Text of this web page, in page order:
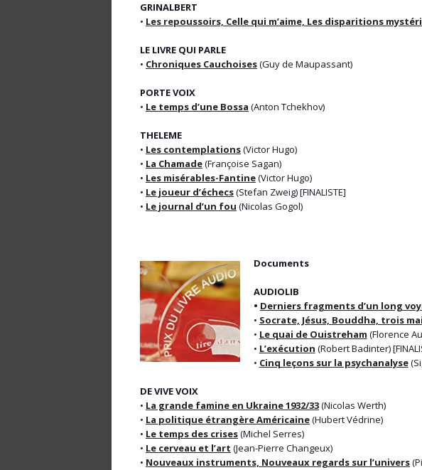
GRINALBERT
• Les repoussoirs, Celle qui m’aime, Les disparitions
LE LIVRE QUI PARLE
• Chroniques Cauchoises(Guy de Maupassant)
PORTE VOIX
• Le temps d’une Bossa (Anton Tchekhov)
THELEME
• Les contemplations(Victor Hugo)
• La Chamade(Françoise Sagan)
• Les misérables-Fantine(Victor Hugo)
• Le joueur d’échecs(Stefan Zweig) [FINALISTE]
• Le journal d’un fou (Nicolas Gogol)
Documents
AUDIOLIB
• Derniers fragments d’un long
• Socrate, Jésus, Bouddha, trois
• Le quai de Ouistreham (Florence
• L’exécution (Robert Badinter)
• Cinq leçons sur la psychanalyse
DE VIVE VOIX
• La grande famine en Ukraine 1932/33(Nicolas Werth)
• La politique étrangère Américaine(Hubert Védrine)
• Le temps des crises(Michel Serres)
• Le cerveau et l’art (Jean-Pierre Changeux)
• Nouveaux instruments, Nouveaux regards sur l’univers